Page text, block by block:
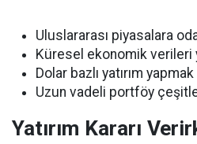
Uluslararası piyasalara
Küresel ekonomik verileri
Dolar bazlı yatırım
Uzun vadeli portföy
Yatırım Kararı